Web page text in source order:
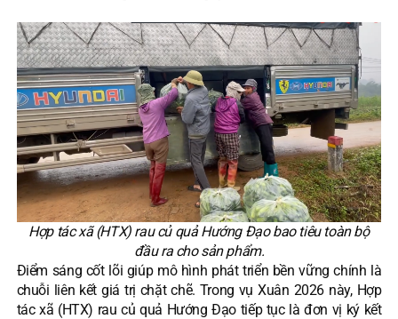
Hợp tác xã (HTX) rau củ quả Hướng Đạo bao tiêu toàn bộ
đầu ra cho sản phẩm.
Điểm sáng cốt lõi giúp mô hình phát triển bền vững chính là
chuỗi liên kết giá trị chặt chẽ. Trong vụ Xuân 2026 này, Hợp
tác xã (HTX) rau củ quả Hướng Đạo tiếp tục là đơn vị ký kết